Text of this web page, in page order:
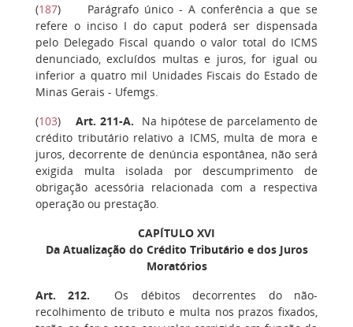
(187) Parágrafo único - A conferência a que se
refere o inciso I do caput poderá ser dispensada
pelo Delegado Fiscal quando o valor total do ICMS
denunciado, excluídos multas e juros, for igual ou
inferior a quatro mil Unidades Fiscais do Estado de
Minas Gerais - Ufemgs.
(103)Art. 211-A. Na hipótese de parcelamento de
crédito tributário relativo a ICMS, multa de mora e
juros, decorrente de denúncia espontânea, não será
exigida multa isolada por descumprimento de
obrigação acessória relacionada com a respectiva
operação ou prestação.
CAPÍTULO XVI
Da Atualização do Crédito Tributário e dos Juros
Moratórios
Art. 212. Os débitos decorrentes do não-
recolhimento de tributo e multa nos prazos fixados,